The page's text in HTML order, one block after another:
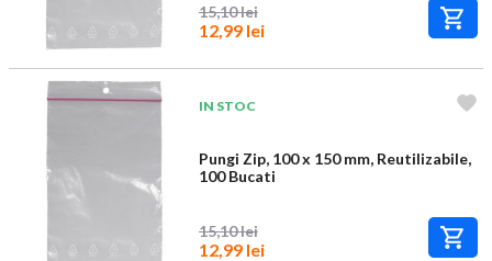
15,10 lei
12,99 lei
IN STOC
Pungi Zip, 100 x 150 mm, Reutilizabile,
100 Bucati
15,10 lei
12,99 lei